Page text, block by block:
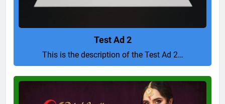
Test Ad 2
This is the description of the Test Ad 2…